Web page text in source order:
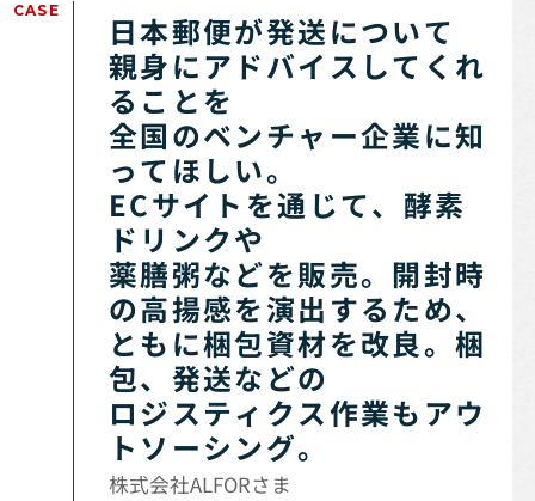
CASE
日本郵便が発送について
親身にアドバイスしてくれ
ることを
全国のベンチャー企業に知
ってほしい。
ECサイトを通じて、酵素
ドリンクや
薬膳粥などを販売。開封時
の高揚感を演出するため、
ともに梱包資材を改良。梱
包、発送などの
ロジスティクス作業もアウ
トソーシング。
株式会社ALFORさま